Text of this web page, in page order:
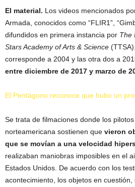
El material. Los videos mencionados
Armada, conocidos como “FLIR1”,
difundidos en primera instancia por The
Stars Academy of Arts & Science
corresponde a 2004 y las otra dos a
entre diciembre de 2017 y marzo de
El Pentágono reconoce que hubo un
Se trata de filmaciones donde los
norteamericana sostienen que vieron
que se movían a una velocidad
realizaban maniobras imposibles en el
Estados Unidos. De acuerdo con los
acontecimiento, los objetos en